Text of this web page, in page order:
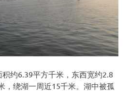
约6.39平方千米，东西宽约2.8
，绕湖一周近15千米。湖中被孤